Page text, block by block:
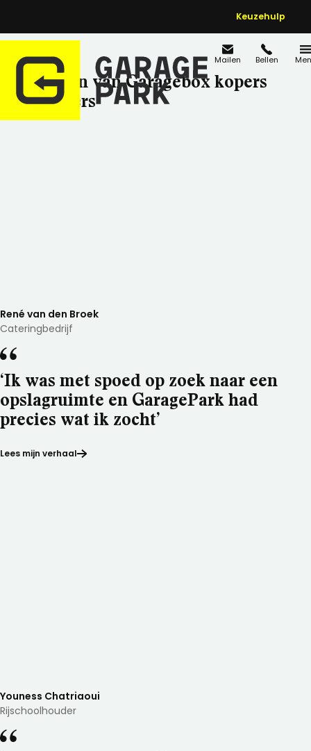
Keuzehulp
Mailen Bellen
Ervaringen van Garagebox kopers
en huurders
René van den Broek
Cateringbedrijf
‘Ik was met spoed op zoek naar een
opslagruimte en GaragePark had
precies wat ik zocht’
Lees mijn verhaal
Youness Chatriaoui
Rijschoolhouder